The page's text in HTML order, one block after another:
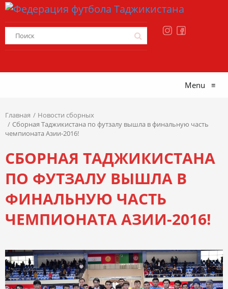
Menu ≡
Главная
Новости сборных
Сборная Таджикистана по футзалу вышла в финальную часть
чемпионата Азии-2016!
СБОРНАЯ ТАДЖИКИСТАНА
ПО ФУТЗАЛУ ВЫШЛА В
ФИНАЛЬНУЮ ЧАСТЬ
ЧЕМПИОНАТА АЗИИ-2016!